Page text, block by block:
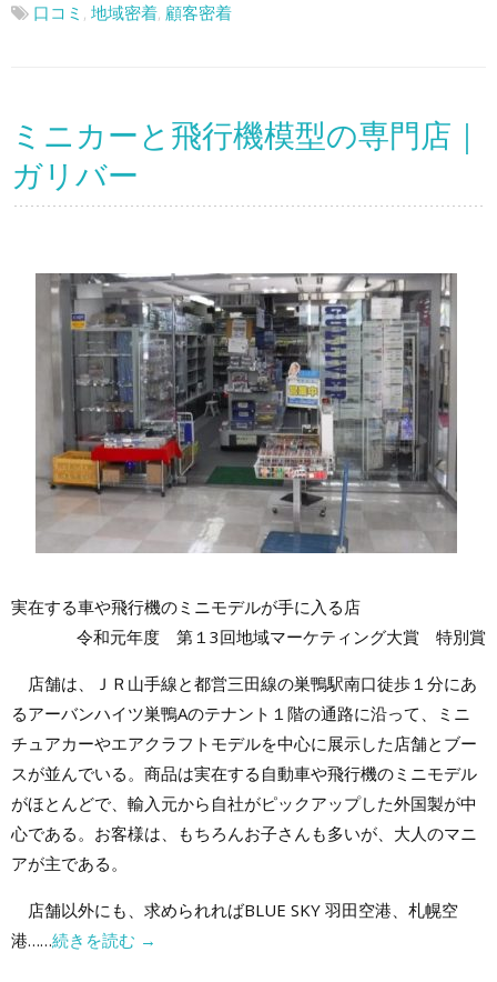
口コミ , 地域密着, 顧客密着
ミニカーと飛行機模型の専門店｜
ガリバー
実在する車や飛行機のミニモデルが手に入る店
令和元年度 第１3回地域マーケティング大賞 特別賞
店舗は、ＪＲ山手線と都営三田線の巣鴨駅南口徒歩１分にあ
るアーバンハイツ巣鴨Aのテナント１階の通路に沿って、ミニ
チュアカーやエアクラフトモデルを中心に展示した店舗とブー
スが並んでいる。商品は実在する自動車や飛行機のミニモデル
がほとんどで、輸入元から自社がピックアップした外国製が中
心である。お客様は、もちろんお子さんも多いが、大人のマニ
アが主である。
店舗以外にも、求められればBLUE SKY 羽田空港、札幌空
港……続きを読む →